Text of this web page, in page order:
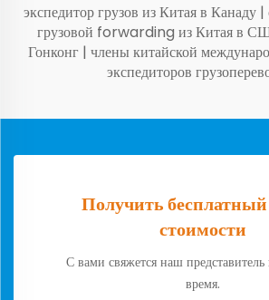
экспедитор грузов из Китая в Канаду |
грузовой forwarding из Китая в
Гонконг | члены китайской
экспедиторов
Получить бесплатный
стоимости
С вами свяжется наш
время.